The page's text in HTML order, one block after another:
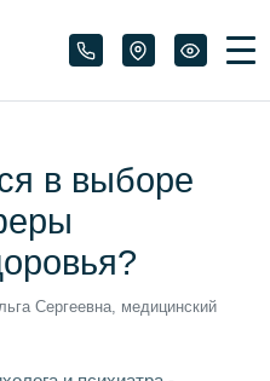
в выборе
Сергеевна, медицинский